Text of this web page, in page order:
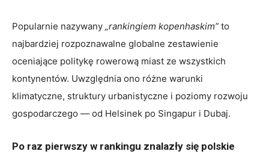
Popularnie nazywany „rankingiem kopenhaskim” to
najbardziej rozpoznawalne globalne zestawienie
oceniające politykę rowerową miast ze wszystkich
kontynentów. Uwzględnia ono różne warunki
klimatyczne, struktury urbanistyczne i poziomy rozwoju
gospodarczego — od Helsinek po Singapur i Dubaj.
Po raz pierwszy w rankingu znalazły się polskie